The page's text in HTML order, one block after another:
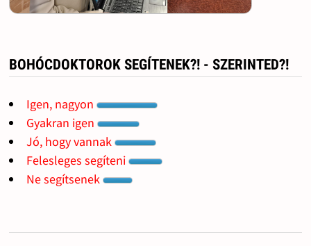
BOHÓCDOKTOROK SEGÍTENEK?! - SZERINTED?!
Igen, nagyon
Gyakran igen
Jó, hogy vannak
Felesleges segíteni
Ne segítsenek